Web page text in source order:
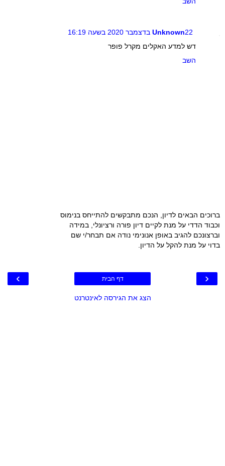
Unknown22 בדצמבר 2020 בשעה 16:19
דש למדע האקלים מקרל פופר
השב
ברוכים הבאים לדיון, הנכם מתבקשים להתייחס בנימוס
וכבוד הדדי על מנת לקיים דיון פורה ורציונלי, במידה
וברצונכם להגיב באופן אנונימי נודה אם תבחר/י שם
בדוי על מנת להקל על הדיון.
‹
› דף הבית
הצג את הגירסה לאינטרנט